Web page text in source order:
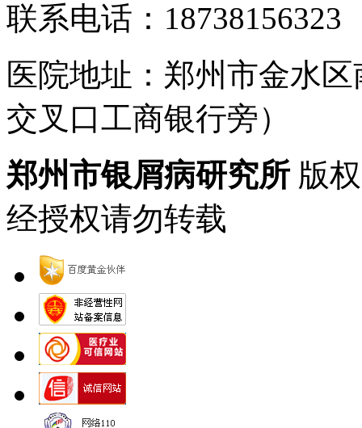
联系电话：18738156323
医院地址：郑州市金水
交叉口工商银行旁）
郑州市银屑病研究所 版
经授权请勿转载